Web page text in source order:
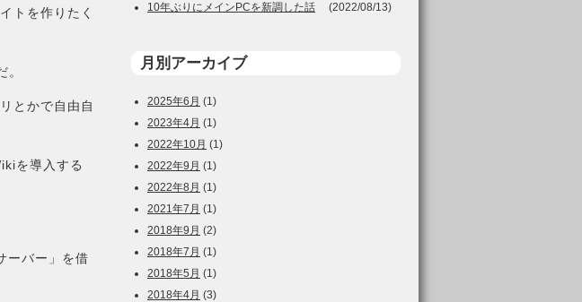
トを作りたく
とかで自由自
を導入する
ーバー」を借
(2022/08/13)
10年ぶりにメインPCを新調した話
月別アーカイブ
2025年6月 (1)
2023年4月 (1)
2022年10月 (1)
2022年9月 (1)
2022年8月 (1)
2021年7月 (1)
2018年9月 (2)
2018年7月 (1)
2018年5月 (1)
2018年4月 (3)